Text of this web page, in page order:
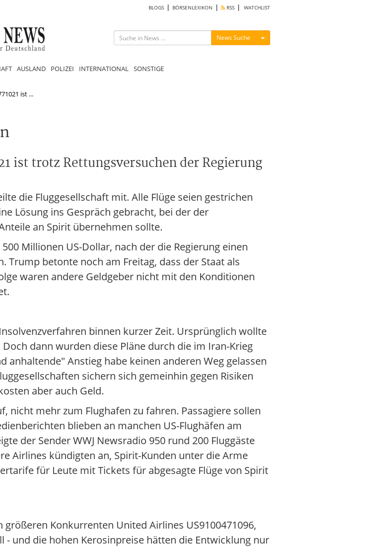
BLOGS BÖRSENLEXIKON RSS WATCHLIST
News Suche Menü ein-/ausblenden
AUSLAND POLIZEI INTERNATIONAL SONSTIGE
ist ...
ist trotz Rettungsversuchen der Regierung
die Fluggesellschaft mit. Alle Flüge seien gestrichen
Lösung ins Gespräch gebracht, bei der der
an Spirit übernehmen sollte.
Millionen US-Dollar, nach der die Regierung einen
betonte noch am Freitag, dass der Staat als
waren andere Geldgeber nicht mit den Konditionen
binnen kurzer Zeit. Ursprünglich wollte
dann wurden diese Pläne durch die im Iran-Krieg
Anstieg habe keinen anderen Weg gelassen
sichern sich gemeinhin gegen Risiken
aber auch Geld.
nicht mehr zum Flughafen zu fahren. Passagiere sollen
blieben an manchen US-Flughäfen am
der Sender WWJ Newsradio 950 rund 200 Fluggäste
Airlines kündigten an, Spirit-Kunden unter die Arme
für Leute mit Tickets für abgesagte Flüge von Spirit
Konkurrenten United Airlines US9100471096,
und die hohen Kerosinpreise hätten die Entwicklung nur